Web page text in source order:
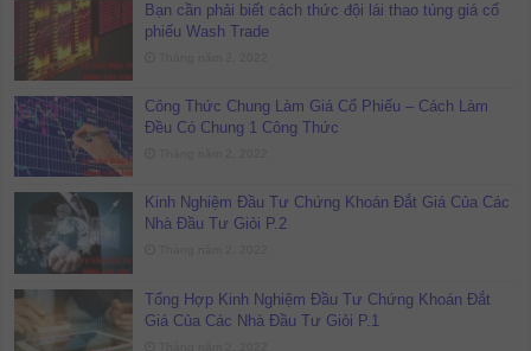
Bạn cần phải biết cách thức đội lái thao túng giá cổ
phiếu Wash Trade
Công Thức Chung Làm Giá Cổ Phiếu – Cách Làm
Đều Có Chung 1 Công Thức
Kinh Nghiệm Đầu Tư Chứng Khoán Đắt Giá Của Các
Nhà Đầu Tư Giỏi P.2
Tổng Hợp Kinh Nghiệm Đầu Tư Chứng Khoán Đắt
Giá Của Các Nhà Đầu Tư Giỏi P.1